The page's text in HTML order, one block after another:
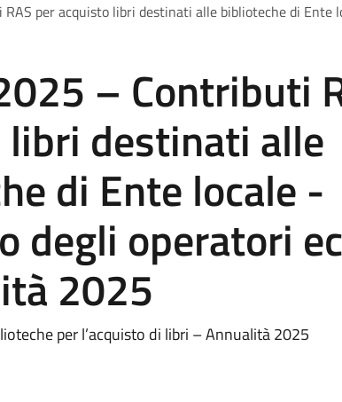
per acquisto libri destinati alle biblioteche di
– Contributi
destinati alle
di Ente locale -
degli operatori
2025
per l’acquisto di libri – Annualità 2025